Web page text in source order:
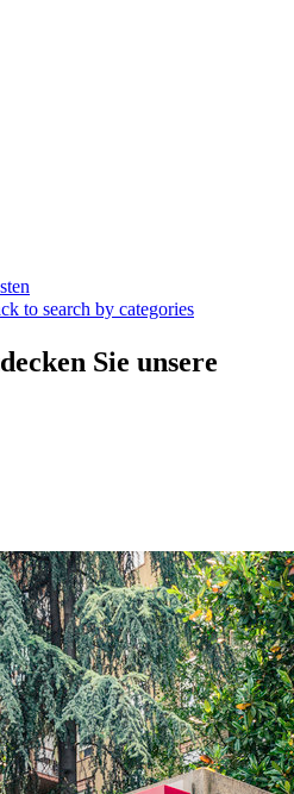
to search by categories
Sie unsere